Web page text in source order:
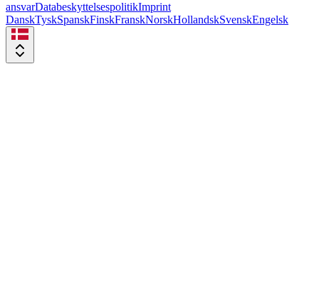
ansvarDatabeskyttelsespolitikImprint
DanskTyskSpanskFinskFranskNorskHollandskSvenskEngelsk